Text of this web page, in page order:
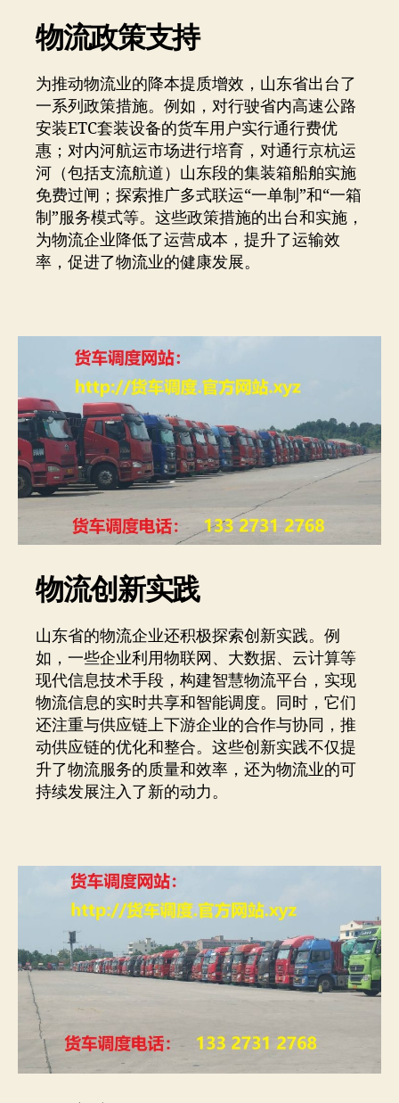
物流政策支持
为推动物流业的降本提质增效，山东省出台了
一系列政策措施。例如，对行驶省内高速公路
安装ETC套装设备的货车用户实行通行费优
惠；对内河航运市场进行培育，对通行京杭运
河（包括支流航道）山东段的集装箱船舶实施
免费过闸；探索推广多式联运“一单制”和“一箱
制”服务模式等。这些政策措施的出台和实施，
为物流企业降低了运营成本，提升了运输效
率，促进了物流业的健康发展。
物流创新实践
山东省的物流企业还积极探索创新实践。例
如，一些企业利用物联网、大数据、云计算等
现代信息技术手段，构建智慧物流平台，实现
物流信息的实时共享和智能调度。同时，它们
还注重与供应链上下游企业的合作与协同，推
动供应链的优化和整合。这些创新实践不仅提
升了物流服务的质量和效率，还为物流业的可
持续发展注入了新的动力。